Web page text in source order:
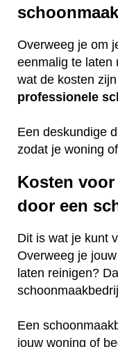
Overweeg je om
eenmalig te laten
wat de kosten
professionele
Een deskundige
zodat je woning
Kosten
door een
Dit is wat je kunt
Overweeg je
laten reinigen?
Een
jouw woning of